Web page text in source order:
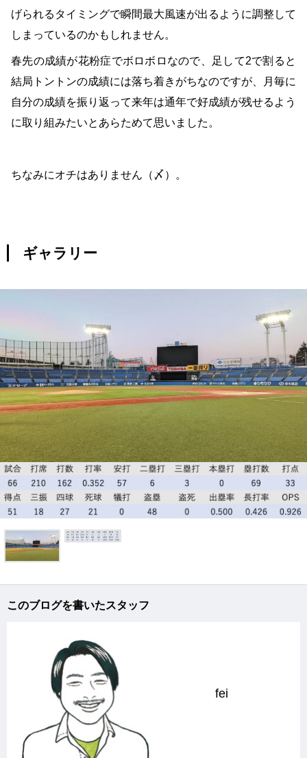
げられるタイミングで瞬間最大風速が出るように調整して
しまっているのかもしれません。
春先の成績が花粉症でボロボロなので、足して2で割ると
結局トントンの成績には落ち着きがちなのですが、月毎に
自分の成績を振り返って来年は通年で好成績が残せるよう
に取り組みたいとあらためて思いました。
ちなみにオチはありません（〆）。
ギャラリー
このブログを書いたスタッフ
fei